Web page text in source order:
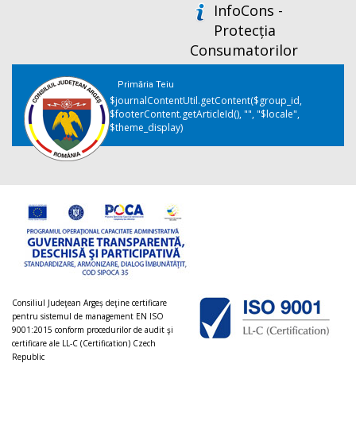
InfoCons -
Protecția
Consumatorilor
Primăria Teiu
$journalContentUtil.getContent($group_id,
$footerContent.getArticleId(), "", "$locale",
$theme_display)
Consiliul Judeţean Argeș deţine certificare
pentru sistemul de management EN ISO
9001:2015 conform procedurilor de audit şi
certificare ale LL-C (Certification) Czech
Republic